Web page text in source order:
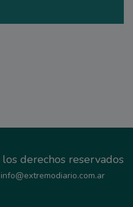
derechos reservados
info@extremodiario.com.ar